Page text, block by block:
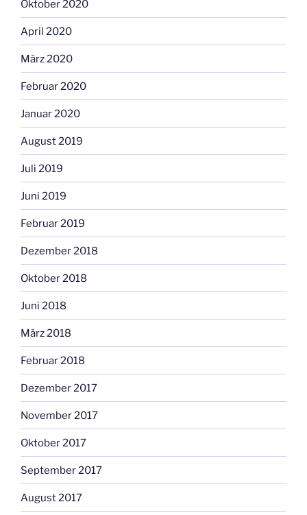
Oktober 2020
April 2020
März 2020
Februar 2020
Januar 2020
August 2019
Juli 2019
Juni 2019
Februar 2019
Dezember 2018
Oktober 2018
Juni 2018
März 2018
Februar 2018
Dezember 2017
November 2017
Oktober 2017
September 2017
August 2017